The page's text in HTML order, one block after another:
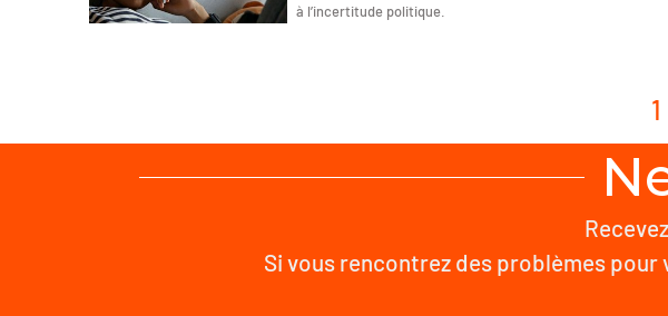
à l’incertitude politique.
1
Si vous rencontrez des problèmes